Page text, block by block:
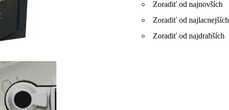
Zoradiť od najnovších
Zoradiť od najlacnejších
Zoradiť od najdrahších